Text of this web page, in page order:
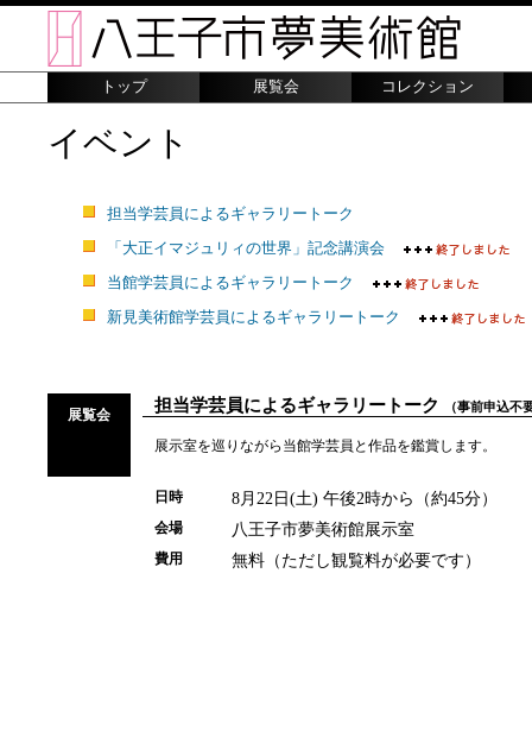
トップ 展覧会 コレクション
イベント
担当学芸員によるギャラリートーク
「大正イマジュリィの世界」記念講演会
当館学芸員によるギャラリートーク
新見美術館学芸員によるギャラリートーク
展覧会 担当学芸員によるギャラリートーク （事前申込不
展示室を巡りながら当館学芸員と作品を鑑賞します。
日時 8月22日(土) 午後2時から（約45分）
会場 八王子市夢美術館展示室
費用 無料（ただし観覧料が必要です）